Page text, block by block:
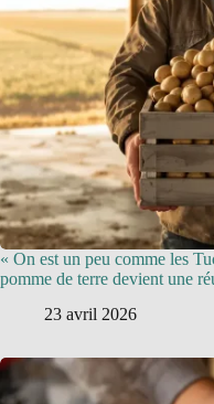
« On est un peu comme les
pomme de terre devient une
23 avril 2026